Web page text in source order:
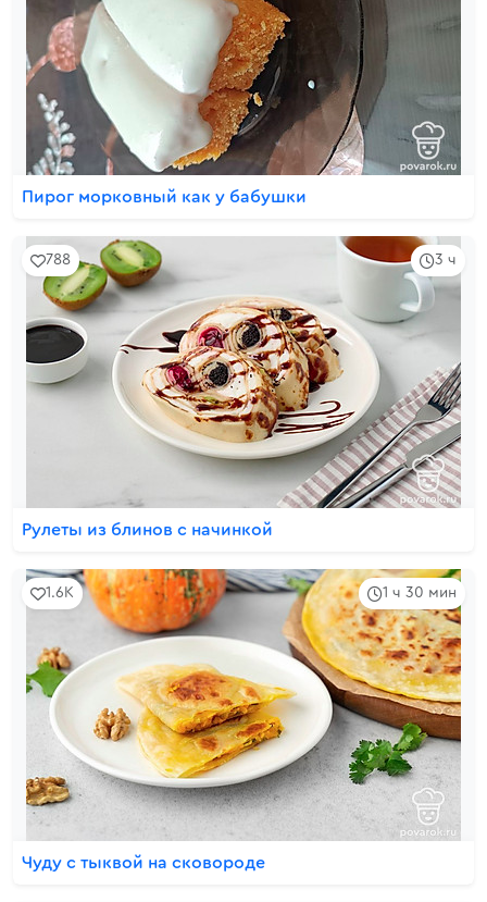
Пирог морковный как у бабушки
3 ч
788
Рулеты из блинов с начинкой
1 ч 30 мин
1.6K
Чуду с тыквой на сковороде